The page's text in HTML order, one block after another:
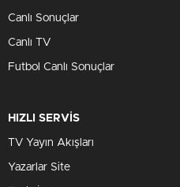
Canlı Sonuçlar
Canlı TV
Futbol Canlı Sonuçlar
HIZLI SERVİS
TV Yayın Akışları
Yazarlar Site